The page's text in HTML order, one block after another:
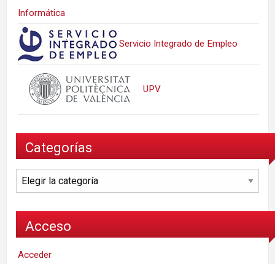
Informática
Servicio Integrado de Empleo
UPV
Categorías
Categorías
Acceso
Acceder